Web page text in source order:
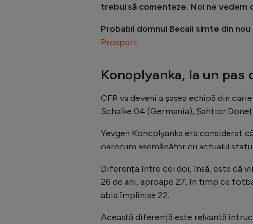
trebui să comenteze. Noi ne vedem
Probabil domnul Becali simte din
Prosport.
Konoplyanka, la un pas
CFR va deveni a șasea echipă din
Schalke 04 (Germania), Șahtior
Yevgen Konoplyanka era considerat
oarecum asemănător cu actualul
Diferența între cei doi, însă, este că
26 de ani, aproape 27, în timp ce
abia împlinise 22.
Această diferență este relvantă